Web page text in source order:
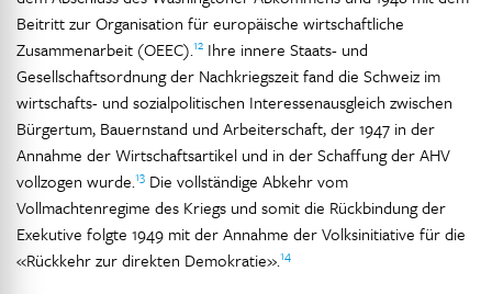
Beitritt zur Organisation für europäische wirtschaftliche
Zusammenarbeit (OEEC).12 Ihre innere Staats- und
Gesellschaftsordnung der Nachkriegszeit fand die Schweiz im
wirtschafts- und sozialpolitischen Interessenausgleich zwischen
Bürgertum, Bauernstand und Arbeiterschaft, der 1947 in der
Annahme der Wirtschaftsartikel und in der Schaffung der AHV
vollzogen wurde.13 Die vollständige Abkehr vom
Vollmachtenregime des Kriegs und somit die Rückbindung der
Exekutive folgte 1949 mit der Annahme der Volksinitiative für die
«Rückkehr zur direkten Demokratie».14